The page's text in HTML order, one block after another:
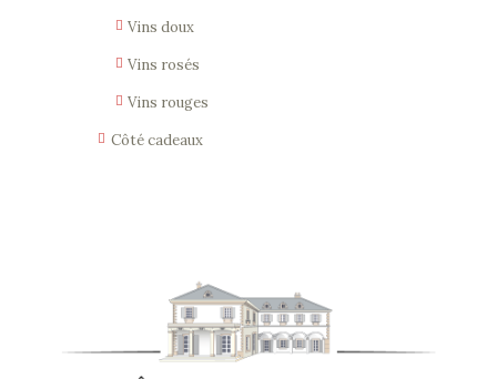
Vins doux
Vins rosés
Vins rouges
Côté cadeaux